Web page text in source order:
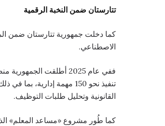
تتارستان ضمن النخبة الرقمية
كما دخلت جمهورية تتارستان ضمن
الاصطناعي.
ففي عام 2025 أطلقت
تنفيذ نحو 150 مهمة
القانونية وتحليل طلبات التوظيف.
كما طُور مشروع «مساعد المعلم»